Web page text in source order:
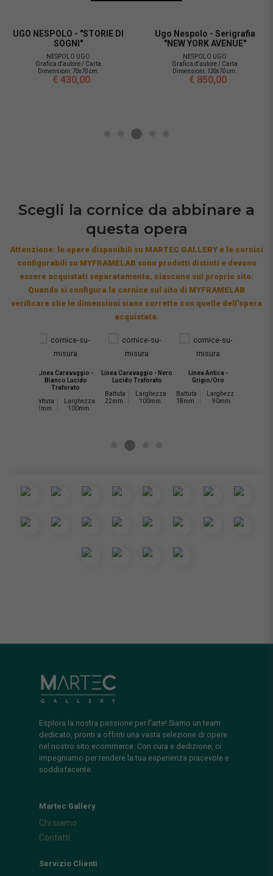
UGO NESPOLO - "STORIE DI
SOGNI"
NESPOLO UGO
Grafica d'autore / Carta
Dimensioni: 70x70 cm.
€ 430,00
Ugo Nespolo - Serigrafia
"NEW YORK AVENUE"
NESPOLO UGO
Grafica d'autore / Carta
Dimensioni: 120x70 cm.
€ 850,00
Scegli la cornice da abbinare a
questa opera
Attenzione: le opere disponibili su MARTEC GALLERY e le cornici
configurabili su MYFRAMELAB sono prodotti distinti e devono
essere acquistati separatamente, ciascuno sul proprio sito.
Quando si configura la cornice sul sito di MYFRAMELAB
verificare che le dimensioni siano corrette con quelle dell'opera
acquistata.
Esplora la nostra passione per l'arte! Siamo un team
dedicato, pronti a offrirti una vasta selezione di opere
nel nostro sito ecommerce. Con cura e dedizione, ci
impegniamo per rendere la tua esperienza piacevole e
soddisfacente.
Martec Gallery
Chi siamo
Contatti
Servizio Clienti